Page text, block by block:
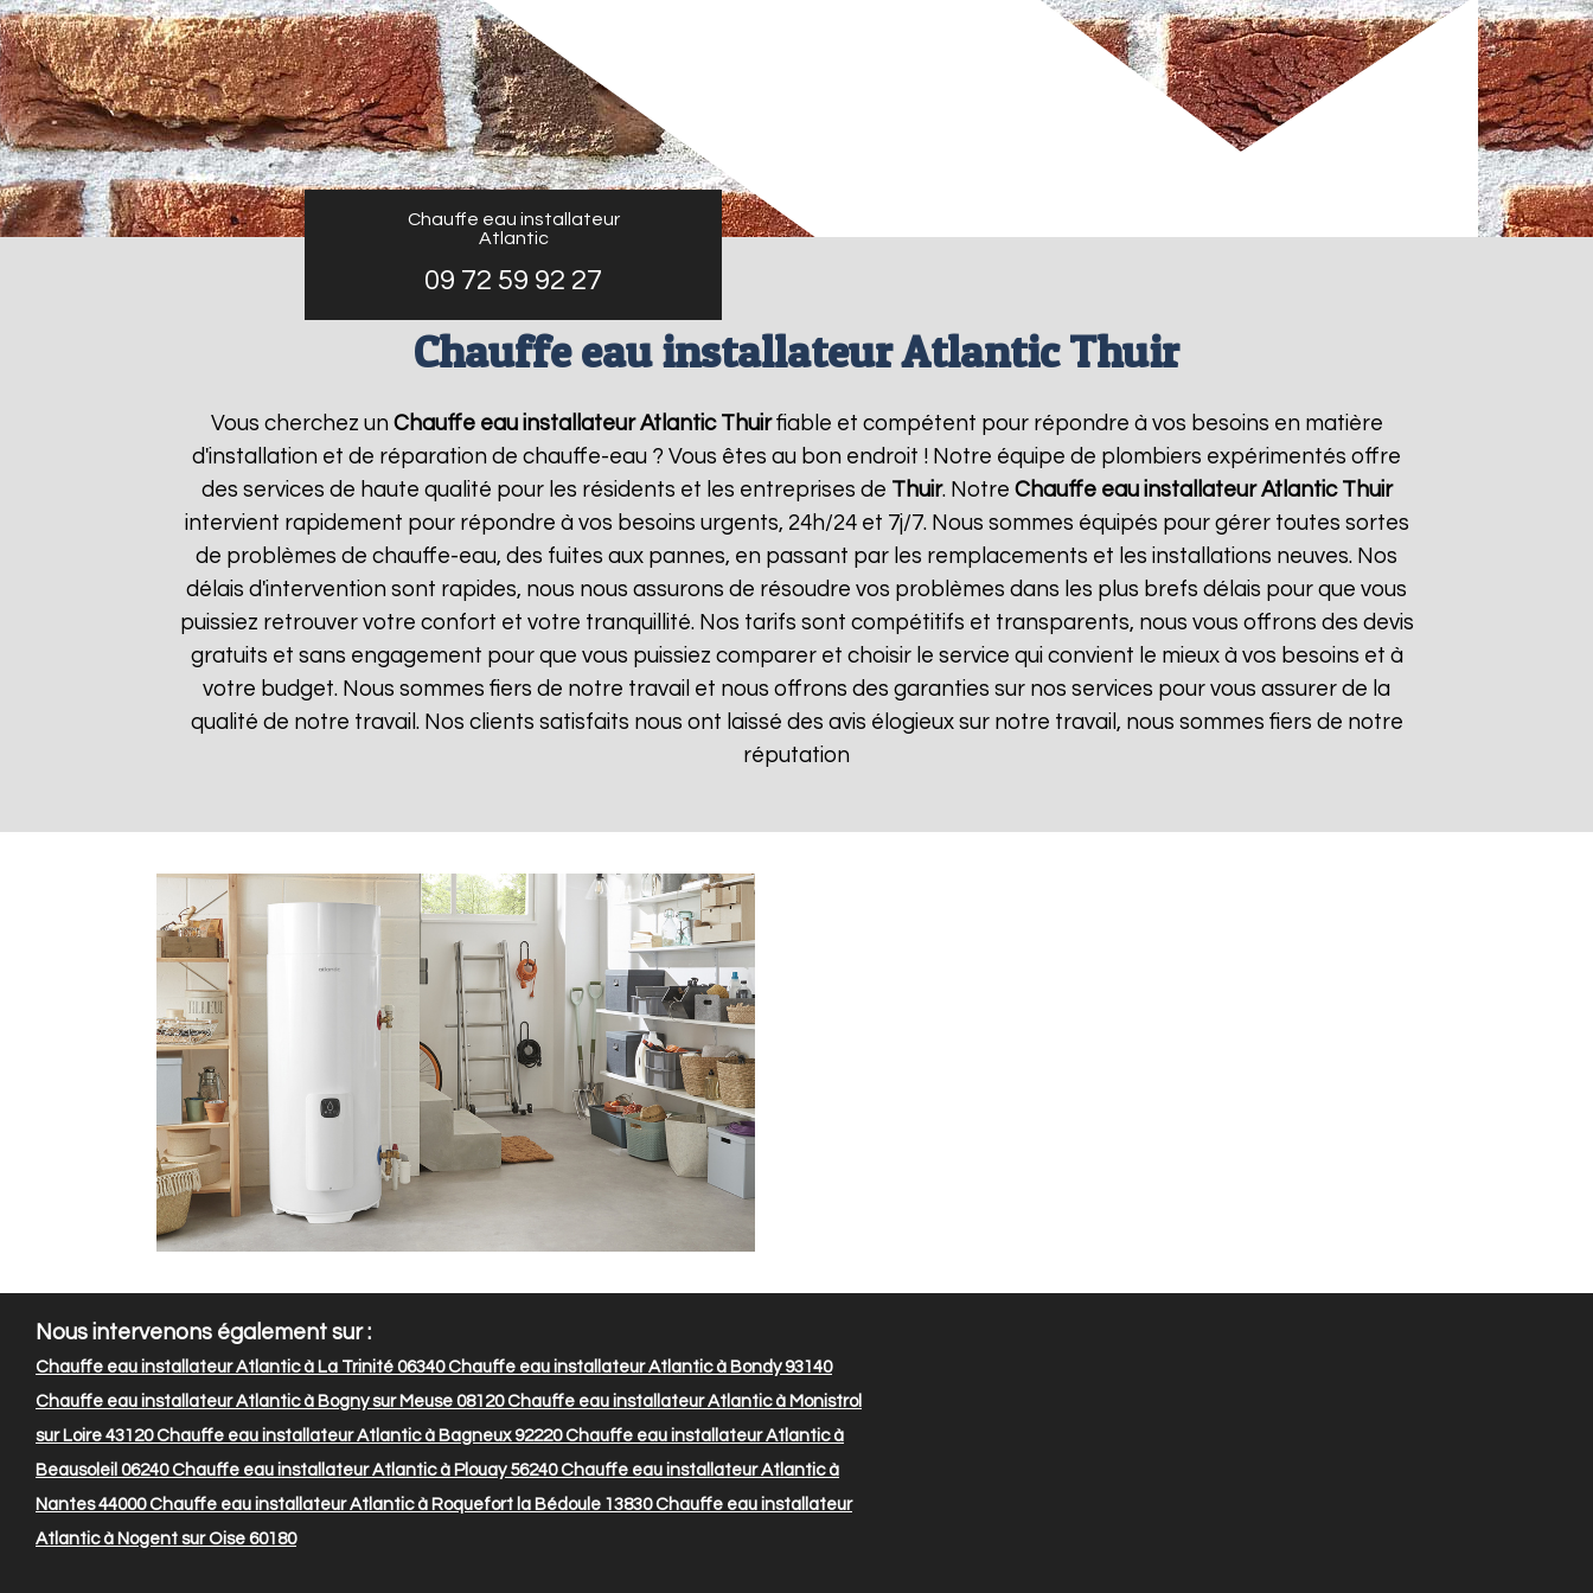
Chauffe eau installateur
Atlantic
09 72 59 92 27
Chauffe eau installateur Atlantic Thuir
Vous cherchez un Chauffe eau installateur Atlantic Thuirfiable et compétent pour répondre à vos besoins en matière
d'installation et de réparation de chauffe-eau ? Vous êtes au bon endroit ! Notre équipe de plombiers expérimentés offre
des services de haute qualité pour les résidents et les entreprises de Thuir. Notre Chauffe eau installateur Atlantic Thuir
intervient rapidement pour répondre à vos besoins urgents, 24h/24 et 7j/7. Nous sommes équipés pour gérer toutes sortes
de problèmes de chauffe-eau, des fuites aux pannes, en passant par les remplacements et les installations neuves. Nos
délais d'intervention sont rapides, nous nous assurons de résoudre vos problèmes dans les plus brefs délais pour que vous
puissiez retrouver votre confort et votre tranquillité. Nos tarifs sont compétitifs et transparents, nous vous offrons des devis
gratuits et sans engagement pour que vous puissiez comparer et choisir le service qui convient le mieux à vos besoins et à
votre budget. Nous sommes fiers de notre travail et nous offrons des garanties sur nos services pour vous assurer de la
qualité de notre travail. Nos clients satisfaits nous ont laissé des avis élogieux sur notre travail, nous sommes fiers de notre
réputation
Nous intervenons également sur :
Chauffe eau installateur Atlantic à La Trinité 06340Chauffe eau installateur Atlantic à Bondy 93140
Chauffe eau installateur Atlantic à Bogny sur Meuse 08120Chauffe eau installateur Atlantic à Monistrol
sur Loire 43120Chauffe eau installateur Atlantic à Bagneux 92220Chauffe eau installateur Atlantic à
Beausoleil 06240Chauffe eau installateur Atlantic à Plouay 56240Chauffe eau installateur Atlantic à
Nantes 44000Chauffe eau installateur Atlantic à Roquefort la Bédoule 13830Chauffe eau installateur
Atlantic à Nogent sur Oise 60180